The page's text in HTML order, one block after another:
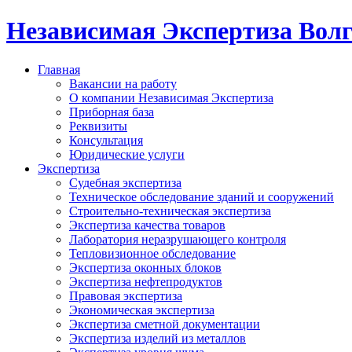
Независимая Экспертиза
Главная
Вакансии на работу
О компании Независимая Экспертиза
Приборная база
Реквизиты
Консультация
Юридические услуги
Экспертиза
Судебная экспертиза
Техническое обследование зданий и сооружений
Строительно-техническая экспертиза
Экспертиза качества товаров
Лаборатория неразрушающего контроля
Тепловизионное обследование
Экспертиза оконных блоков
Экспертиза нефтепродуктов
Правовая экспертиза
Экономическая экспертиза
Экспертиза сметной документации
Экспертиза изделий из металлов